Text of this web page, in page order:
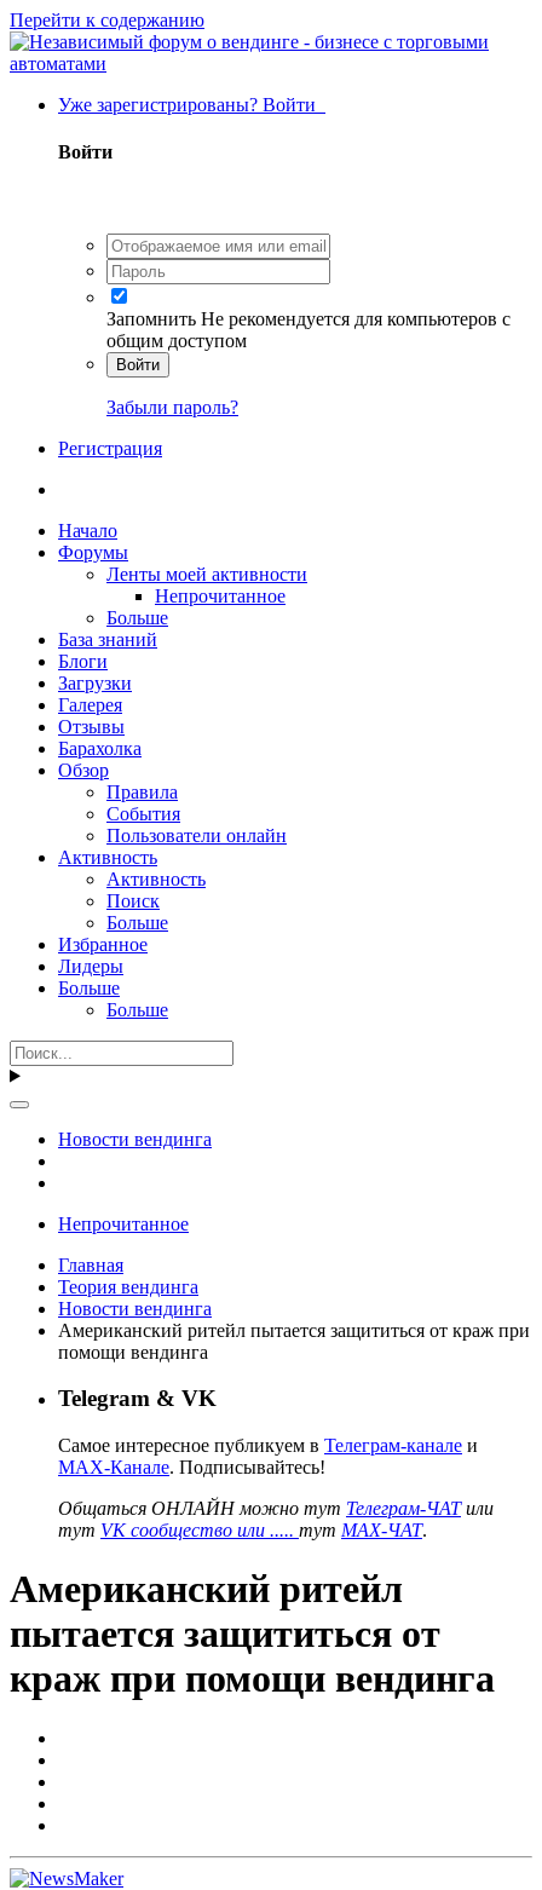
Перейти к содержанию
Уже зарегистрированы? Войти
Войти
Запомнить Не рекомендуется для компьютеров с
общим доступом
Войти
Забыли пароль?
Регистрация
Начало
Форумы
Ленты моей активности
Непрочитанное
Больше
База знаний
Блоги
Загрузки
Галерея
Отзывы
Барахолка
Обзор
Правила
События
Пользователи онлайн
Активность
Активность
Поиск
Больше
Избранное
Лидеры
Больше
Больше
Новости вендинга
Непрочитанное
Главная
Теория вендинга
Новости вендинга
Американский ритейл пытается защититься от краж при
помощи вендинга
Telegram & VK
Самое интересное публикуем в Телеграм-канале и
MAX-Канале. Подписывайтесь!
Общаться ОНЛАЙН можно тут Телеграм-ЧАТили
тут VK сообщество или ..... тут MAX-ЧАТ.
Американский ритейл
пытается защититься от
краж при помощи вендинга